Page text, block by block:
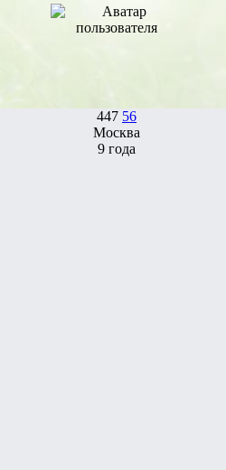
447 56
Москва
9 года